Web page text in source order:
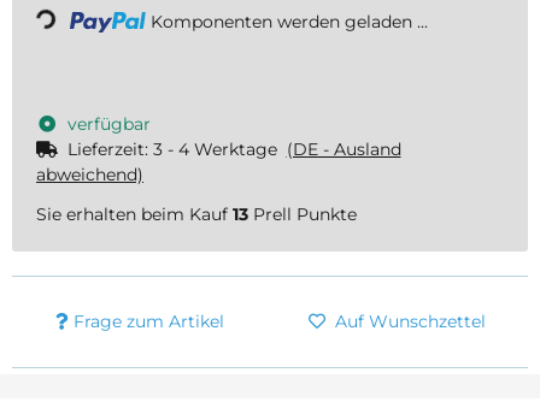
Komponenten werden geladen ...
verfügbar
Lieferzeit: 3 - 4 Werktage (DE - Ausland
abweichend)
Sie erhalten beim Kauf 13 Prell Punkte
Frage zum Artikel Auf Wunschzettel